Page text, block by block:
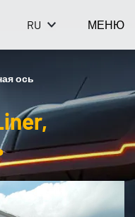
МЕНЮ
RU
ось